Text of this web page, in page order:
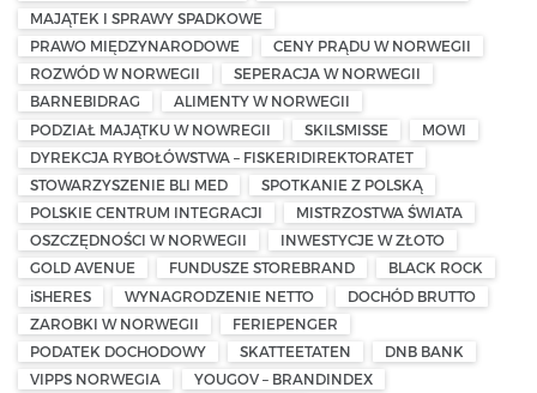
MAJĄTEK I SPRAWY SPADKOWE
PRAWO MIĘDZYNARODOWE
CENY PRĄDU W NORWEGII
ROZWÓD W NORWEGII
SEPERACJA W NORWEGII
BARNEBIDRAG
ALIMENTY W NORWEGII
PODZIAŁ MAJĄTKU W NOWREGII
SKILSMISSE
MOWI
DYREKCJA RYBOŁÓWSTWA – FISKERIDIREKTORATET
STOWARZYSZENIE BLI MED
SPOTKANIE Z POLSKĄ
POLSKIE CENTRUM INTEGRACJI
MISTRZOSTWA ŚWIATA
OSZCZĘDNOŚCI W NORWEGII
INWESTYCJE W ZŁOTO
GOLD AVENUE
FUNDUSZE STOREBRAND
BLACK ROCK
iSHERES
WYNAGRODZENIE NETTO
DOCHÓD BRUTTO
ZAROBKI W NORWEGII
FERIEPENGER
PODATEK DOCHODOWY
SKATTEETATEN
DNB BANK
VIPPS NORWEGIA
YOUGOV – BRANDINDEX